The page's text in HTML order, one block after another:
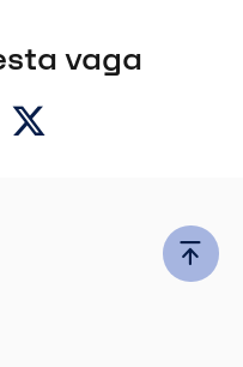
vaga